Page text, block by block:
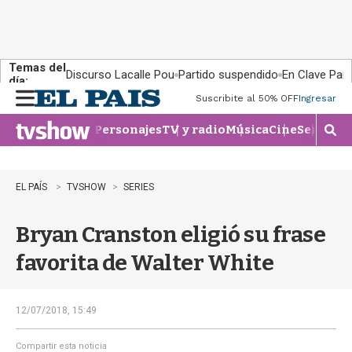
Temas del
día:
Discurso Lacalle Pou Partido suspendido En Clave País
n
u
Suscribite al 50% OFFIngresar
PersonajesTV y radioMúsicaCineSeries
M
o
e
EL PAÍS TVSHOW SERIES
Bryan Cranston eligió su frase
favorita de Walter White
12/07/2018, 15:49
Compartir esta noticia